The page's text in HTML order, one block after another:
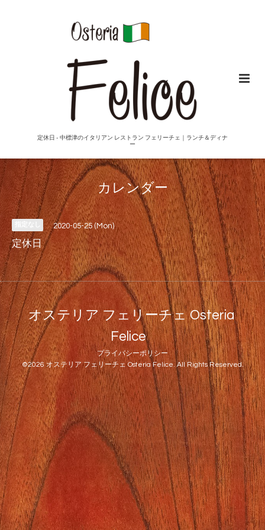
定休日 - 中標津のイタリアン レストラン フェリーチェ｜ランチ＆ディナ
ー
カレンダー
2020-05-25 (Mon)
定休日
オステリア フェリーチェ Osteria
Felice
プライバシーポリシー
©2026オステリア フェリーチェ Osteria Felice. All Rights Reserved.